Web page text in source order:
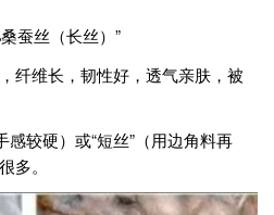
蚕丝（长丝）”
纤维长，韧性好，透气亲肤，被
感较硬）或“短丝”（用边角料再
多。